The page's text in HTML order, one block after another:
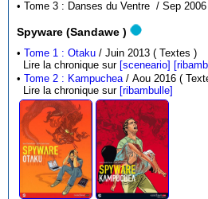
Spyware (Sandawe )
•Tome 1 : Otaku
/ Juin 2013 ( Textes )
Lire la chronique sur [sceneario]
•Tome 2 : Kampuchea
/ Aou 2016
Lire la chronique sur [ribambulle]